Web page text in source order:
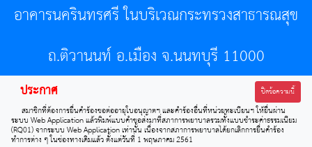
อาคารนครินทรศรี ในบริเวณกระทรวงสาธารณสุข
ถ.ติวานนท์ อ.เมือง จ.นนทบุรี 11000
โทรศัพท์ 02-596-7500 โทรสาร 0-2589-7121 E-mail :
center@tnmc.or.th
ประกาศ ปิดข้อความนี้
สมาชิกที่ต้องการยื่นคำร้องขอต่ออายุใบอนุญาตฯ และคำร้องอื่นที่หน่วยทะเบียนฯ ให้ยื่นผ่าน
ระบบ Web Application แล้วพิมพ์แบบคำขอส่งมาที่สภาการพยาบาลรวมทั้งแบบชำระค่าธรรมเนียม
(RQ01) จากระบบ Web Application เท่านั้น เนื่องจากสภาการพยาบาลได้ยกเลิกการยื่นคำร้อง
ทำการต่าง ๆ ในช่องทางเดิมแล้ว ตั้งแต่วันที่ 1 พฤษภาคม 2561